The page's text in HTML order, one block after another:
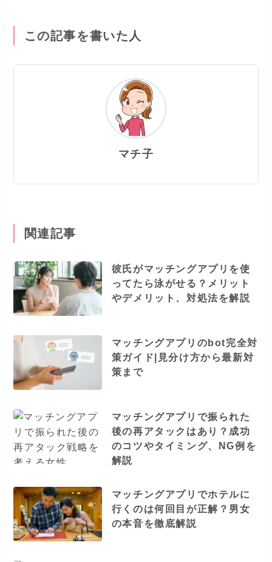
この記事を書いた人
マチ子
関連記事
彼氏がマッチングアプリを使
ってたら泳がせる？メリット
やデメリット、対処法を解説
マッチングアプリのbot完全対
策ガイド|見分け方から最新対
策まで
マッチングアプリで振られた
後の再アタックはあり？成功
のコツやタイミング、NG例を
解説
マッチングアプリでホテルに
行くのは何回目が正解？男女
の本音を徹底解説